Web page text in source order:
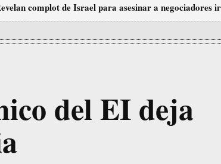
complot de Israel para asesinar a negociadores
del EI deja